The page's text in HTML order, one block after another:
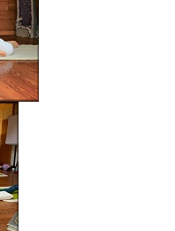
ist der Tag, an
die